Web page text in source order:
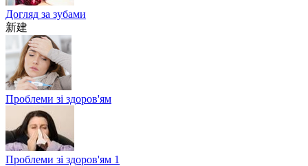
Догляд за зубами
新建
Проблеми зі здоров'ям
Проблеми зі здоров'ям 1